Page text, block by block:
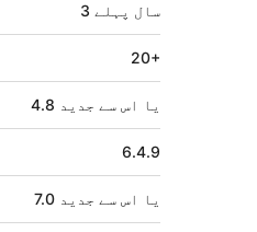
3 سال پہلے
20+
4.8 یا اس سے جدید
6.4.9
7.0 یا اس سے جدید